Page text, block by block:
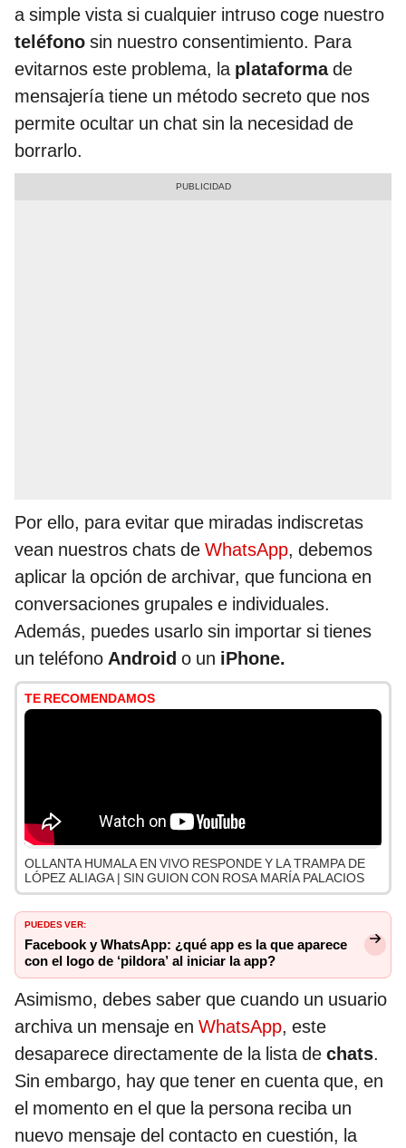
a simple vista si cualquier intruso coge nuestro
teléfono sin nuestro consentimiento. Para
evitarnos este problema, la plataformade
mensajería tiene un método secreto que nos
permite ocultar un chat sin la necesidad de
borrarlo.
Por ello, para evitar que miradas indiscretas
vean nuestros chats de WhatsApp, debemos
aplicar la opción de archivar, que funciona en
conversaciones grupales e individuales.
Además, puedes usarlo sin importar si tienes
un teléfono Android o un iPhone.
TE RECOMENDAMOS
OLLANTA HUMALA EN VIVO RESPONDE Y LA TRAMPA DE
LÓPEZ ALIAGA | SIN GUION CON ROSA MARÍA PALACIOS
PUEDES VER:
Facebook y WhatsApp: ¿qué app es la que aparece
con el logo de ‘pildora’ al iniciar la app?
Asimismo, debes saber que cuando un usuario
archiva un mensaje en WhatsApp, este
desaparece directamente de la lista de chats.
Sin embargo, hay que tener en cuenta que, en
el momento en el que la persona reciba un
nuevo mensaje del contacto en cuestión, la